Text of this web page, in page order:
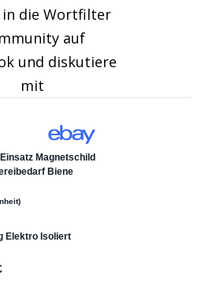
in die Wortfilter
auf
und diskutiere
mit